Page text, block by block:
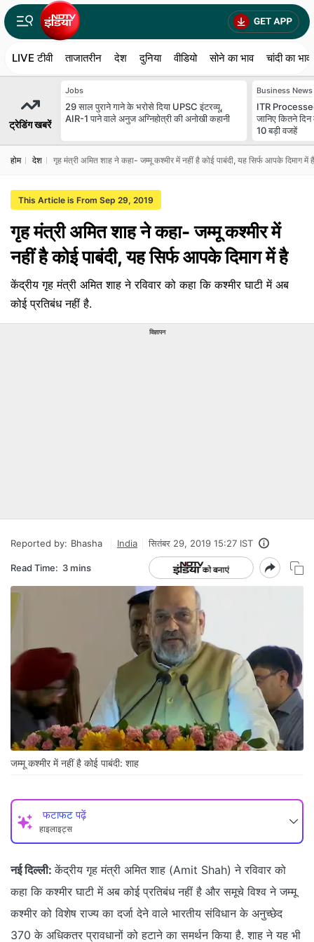
LIVE टीवी ताजातरीन देश दुनिया वीडियो सोने का भाव चांदी का भाव
ट्रेडिंग खबरें
Jobs
29 साल पुराने गाने के भरोसे दिया UPSC इंटरव्यू,
AIR-1 पाने वाले अनुज अग्निहोत्री की अनोखी कहानी
Business News
ITR
जानिए कितने
10 बड़ी वजहें
होम देश गृह मंत्री अमित शाह ने कहा- जम्मू कश्मीर में नहीं है कोई पाबंदी, यह सिर्फ आपके दिमाग में है
This Article is From Sep 29, 2019
गृह मंत्री अमित शाह ने कहा- जम्मू कश्मीर में
नहीं है कोई पाबंदी, यह सिर्फ आपके दिमाग में है
केंद्रीय गृह मंत्री अमित शाह ने रविवार को कहा कि कश्मीर घाटी में अब
कोई प्रतिबंध नहीं है.
विज्ञापन
Reported by: Bhasha India सितंबर 29, 2019 15:27 IST
Read Time: 3 mins
जम्मू कश्मीर में नहीं है कोई पाबंदी: शाह
फटाफट पढ़ें
हाइलाइट्स
नई दिल्ली: केंद्रीय गृह मंत्री अमित शाह (Amit Shah) ने रविवार को
कहा कि कश्मीर घाटी में अब कोई प्रतिबंध नहीं है और समूचे विश्व ने जम्मू
कश्मीर को विशेष राज्य का दर्जा देने वाले भारतीय संविधान के अनुच्छेद
370 के अधिकतर प्रावधानों को हटाने का समर्थन किया है. शाह ने यह भी